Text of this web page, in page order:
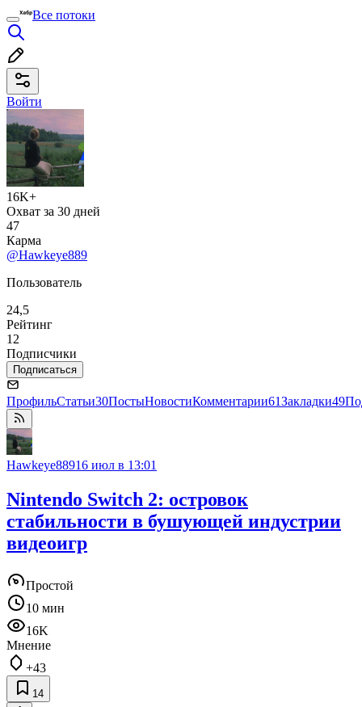
Все потоки
Войти
16K+
Охват за 30 дней
47
Карма
@Hawkeye889
Пользователь
24,5
Рейтинг
12
Подписчики
Подписаться
ПрофильСтатьи30ПостыНовостиКомментарии61Закладки49
Hawkeye88916 июл в 13:01
Nintendo Switch 2: островок
стабильности в бушующей индустрии
видеоигр
Простой
10 мин
16K
Мнение
+43
14